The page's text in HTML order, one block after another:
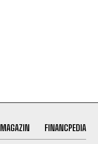
MAGAZIN FINANCPEDIA